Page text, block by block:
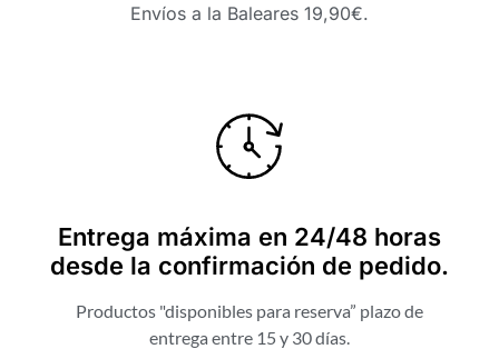
Envíos a la Baleares 19,90€.
Entrega máxima en 24/48 horas
desde la confirmación de pedido.
Productos "disponibles para reserva” plazo de
entrega entre 15 y 30 días.